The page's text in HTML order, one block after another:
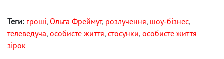
Теги: гроші, Ольга Фреймут, розлучення, шоу-бізнес,
телеведуча, особисте життя, стосунки, особисте життя
зірок